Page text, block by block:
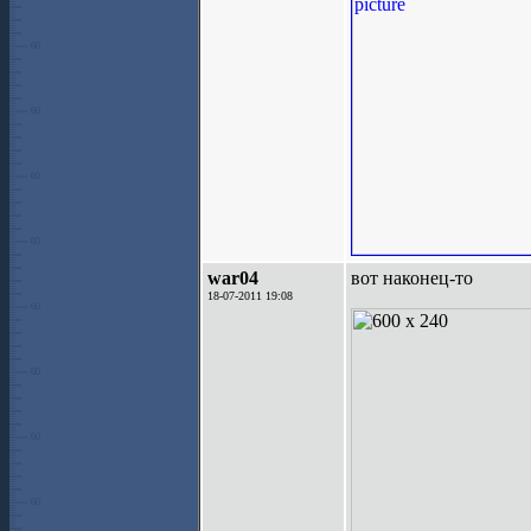
war04
18-07-2011 19:08
вот наконец-то